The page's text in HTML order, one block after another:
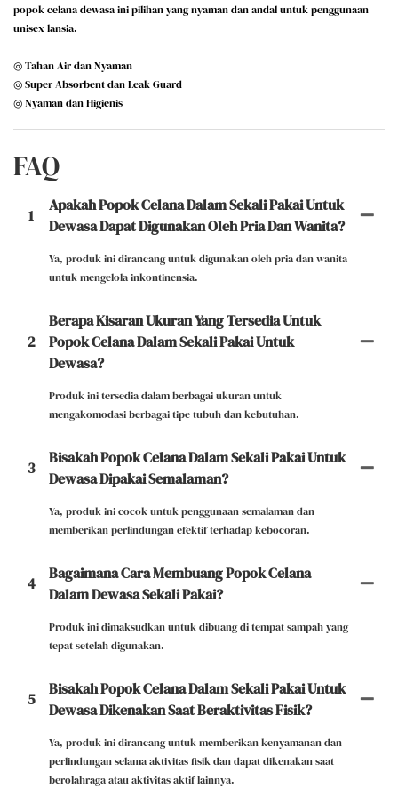
popok celana dewasa ini pilihan yang nyaman dan andal untuk penggunaan
unisex lansia.
◎ Tahan Air dan Nyaman
◎ Super Absorbent dan Leak Guard
◎ Nyaman dan Higienis
FAQ
1
Apakah Popok Celana Dalam Sekali Pakai Untuk
Dewasa Dapat Digunakan Oleh Pria Dan Wanita?
Ya, produk ini dirancang untuk digunakan oleh pria dan wanita
untuk mengelola inkontinensia.
2
Berapa Kisaran Ukuran Yang Tersedia Untuk
Popok Celana Dalam Sekali Pakai Untuk
Dewasa?
Produk ini tersedia dalam berbagai ukuran untuk
mengakomodasi berbagai tipe tubuh dan kebutuhan.
3
Bisakah Popok Celana Dalam Sekali Pakai Untuk
Dewasa Dipakai Semalaman?
Ya, produk ini cocok untuk penggunaan semalaman dan
memberikan perlindungan efektif terhadap kebocoran.
4
Bagaimana Cara Membuang Popok Celana
Dalam Dewasa Sekali Pakai?
Produk ini dimaksudkan untuk dibuang di tempat sampah yang
tepat setelah digunakan.
5
Bisakah Popok Celana Dalam Sekali Pakai Untuk
Dewasa Dikenakan Saat Beraktivitas Fisik?
Ya, produk ini dirancang untuk memberikan kenyamanan dan
perlindungan selama aktivitas fisik dan dapat dikenakan saat
berolahraga atau aktivitas aktif lainnya.